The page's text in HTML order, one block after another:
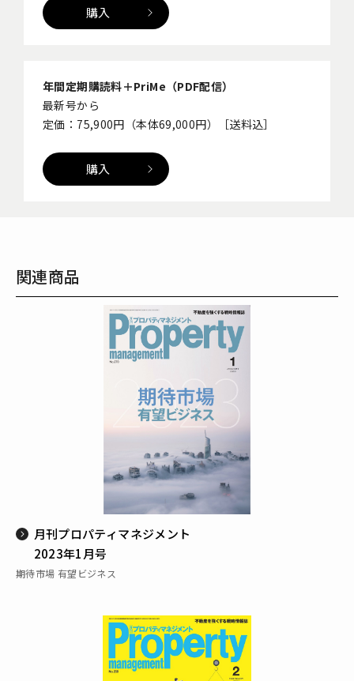
購入
年間定期購読料＋PriMe（PDF配信）
最新号から
定価：75,900円（本体69,000円）［送料込］
購入
関連商品
月刊プロパティマネジメント
2023年1月号
期待市場 有望ビジネス